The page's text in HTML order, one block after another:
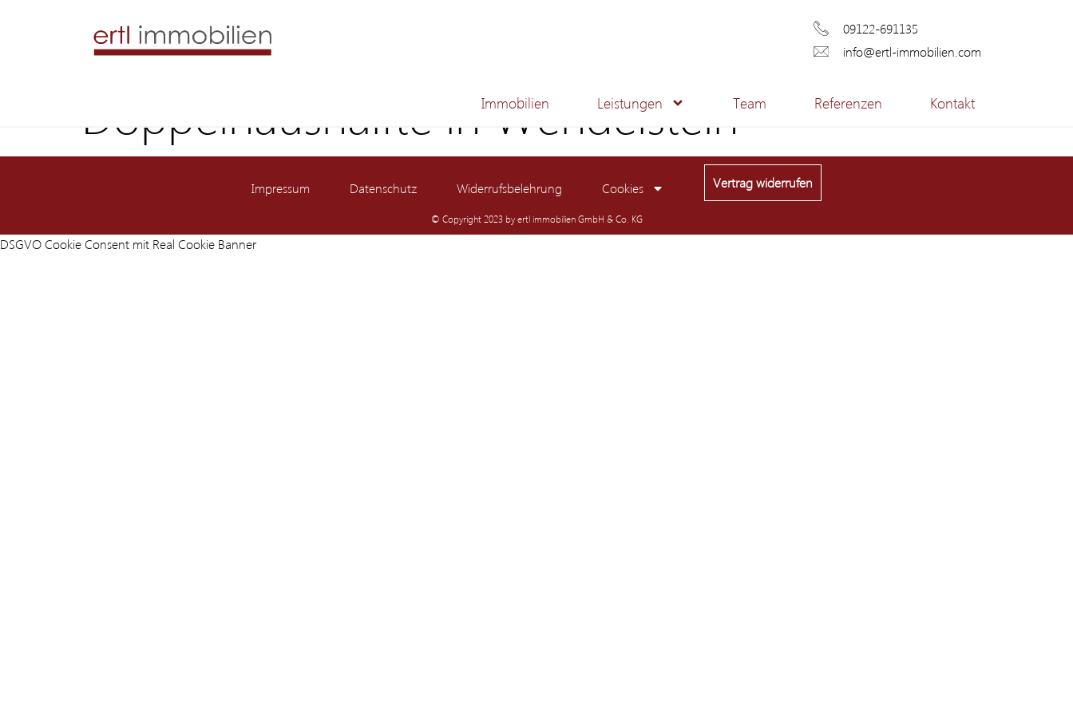
09122-691135
info@ertl-immobilien.com
Immobilien Leistungen Team Referenzen Kontakt
Doppelhaushälfte in Wendelstein
Impressum Datenschutz Widerrufsbelehrung Cookies Vertrag widerrufen
© Copyright 2023 by ertl immobilien GmbH & Co. KG
DSGVO Cookie Consent mit Real Cookie Banner